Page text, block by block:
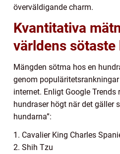
överväldigande charm.
Kvantitativa
världens sötaste
Mängden sötma hos en
genom
internet. Enligt Google
hundraser högt när det gäller
hundarna”:
1. Cavalier King Charles
2. Shih Tzu